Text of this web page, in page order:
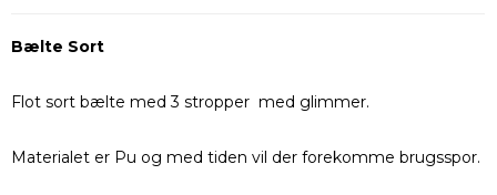
Bælte Sort
Flot sort bælte med 3 stropper med glimmer.
Materialet er Pu og med tiden vil der forekomme brugsspor.